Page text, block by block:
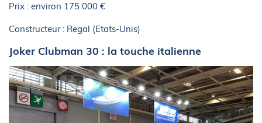
Prix : environ 175 000 €
Constructeur : Regal (Etats-Unis)
Joker Clubman 30 : la touche italienne